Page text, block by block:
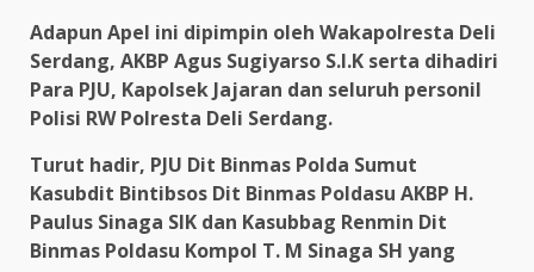
Adapun Apel ini dipimpin oleh Wakapolresta Deli
Serdang, AKBP Agus Sugiyarso S.I.K serta dihadiri
Para PJU, Kapolsek Jajaran dan seluruh personil
Polisi RW Polresta Deli Serdang.
Turut hadir, PJU Dit Binmas Polda Sumut
Kasubdit Bintibsos Dit Binmas Poldasu AKBP H.
Paulus Sinaga SIK dan Kasubbag Renmin Dit
Binmas Poldasu Kompol T. M Sinaga SH yang